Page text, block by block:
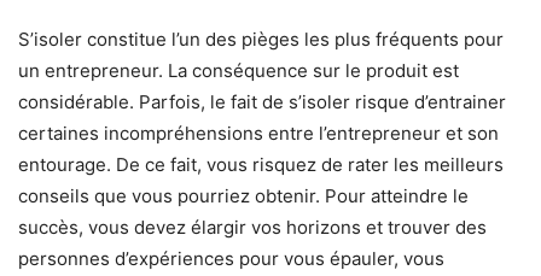
S’isoler constitue l’un des pièges les plus fréquents pour
un entrepreneur. La conséquence sur le produit est
considérable. Parfois, le fait de s’isoler risque d’entrainer
certaines incompréhensions entre l’entrepreneur et son
entourage. De ce fait, vous risquez de rater les meilleurs
conseils que vous pourriez obtenir. Pour atteindre le
succès, vous devez élargir vos horizons et trouver des
personnes d’expériences pour vous épauler, vous